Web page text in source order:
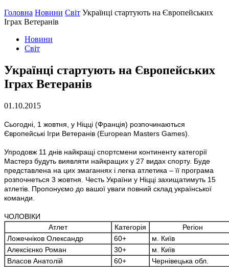
Головна Новини Світ Українці стартують на Європейських
Іграх Ветеранів
Новини
Світ
Українці стартують на Європейських
Іграх Ветеранів
01.10.2015
Сьогодні, 1 жовтня, у Ніцці (Франція) розпочинаються
Європейські Ігри Ветеранів (European Masters Games).
Упродовж 11 днів найкращі спортсмени континенту категорії
Мастерз будуть виявляти найкращих у 27 видах спорту. Буде
представлена на цих змаганнях і легка атлетика – її програма
розпочнеться 3 жовтня. Честь України у Ніцці захищатимуть 15
атлетів. Пропонуємо до вашої уваги повний склад української
команди.
ЧОЛОВІКИ
Атлет
Категорія
Регіон
Ложечніков Олександр
60+
м. Київ
Алексієнко Роман
30+
м. Київ
Власов Анатолій
60+
Чернівецька обл.